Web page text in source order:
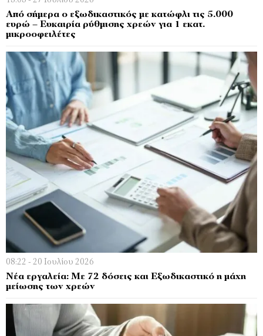
Από σήμερα ο εξωδικαστικός με κατώφλι τις 5.000
ευρώ – Ευκαιρία ρύθμισης χρεών για 1 εκατ.
μικροοφειλέτες
08:22 - 20 Ιουλίου 2026
Νέα εργαλεία: Με 72 δόσεις και Εξωδικαστικό η μάχη
μείωσης των χρεών